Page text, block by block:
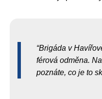
Brigáda v
férová odměna.
poznáte, co je to